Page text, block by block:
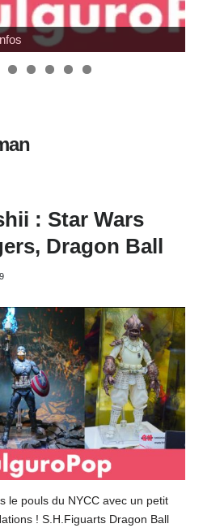
: Star Wars
Dragon Ball
le pouls du NYCC avec un petit
! S.H.Figuarts Dragon Ball